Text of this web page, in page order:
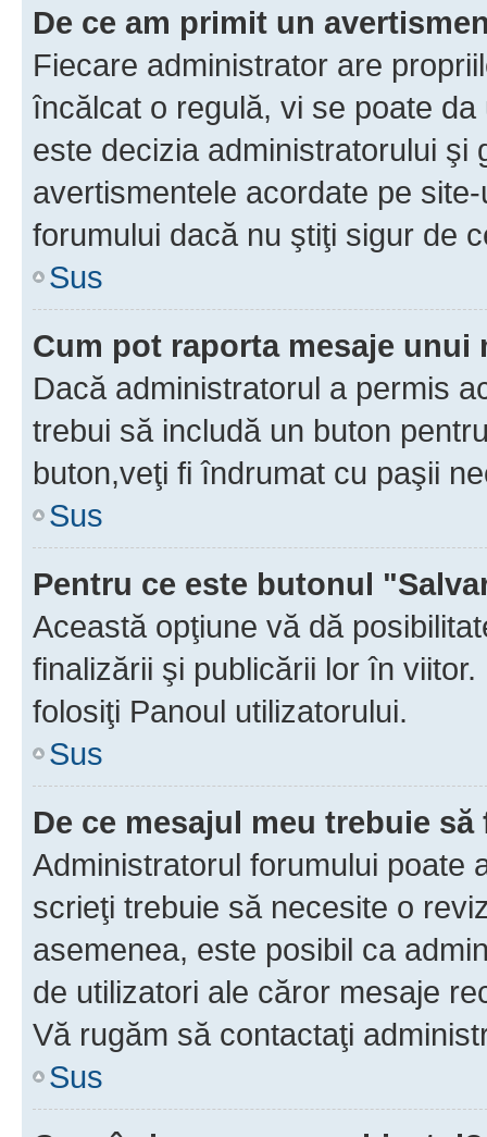
De ce am primit un
Fiecare administrator are
încălcat o regulă, vi se poate
este decizia administratorului şi
avertismentele acordate pe
forumului dacă nu ştiţi sigur de
Sus
Cum pot raporta mesaje unui
Dacă administratorul a permis
trebui să includă un buton
buton,veţi fi îndrumat cu paşii
Sus
Pentru ce este butonul
Această opţiune vă dă
finalizării şi publicării lor în
folosiţi Panoul utilizatorului.
Sus
De ce mesajul meu trebuie
Administratorul forumului poate
scrieţi trebuie să necesite o
asemenea, este posibil ca
de utilizatori ale căror mesaje
Vă rugăm să contactaţi
Sus